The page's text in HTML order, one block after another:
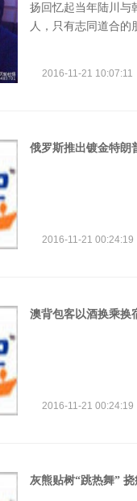
扬回忆起当年陆川与
人，只有志同道合的
2016-11-21 10:07:11
俄罗斯推出镀金特朗
2016-11-21 00:24:19
澳背包客以酒换乘换
2016-11-21 00:24:19
灰熊贴树“跳热舞”